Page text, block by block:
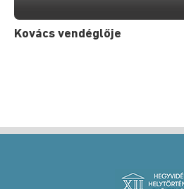
Kovács vendéglője